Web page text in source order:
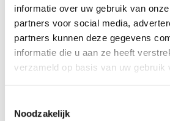
informatie over uw gebruik van
partners voor social media,
partners kunnen deze gegevens
informatie die u aan ze heeft
verzameld op basis van uw gebruik
Noodzakelijk